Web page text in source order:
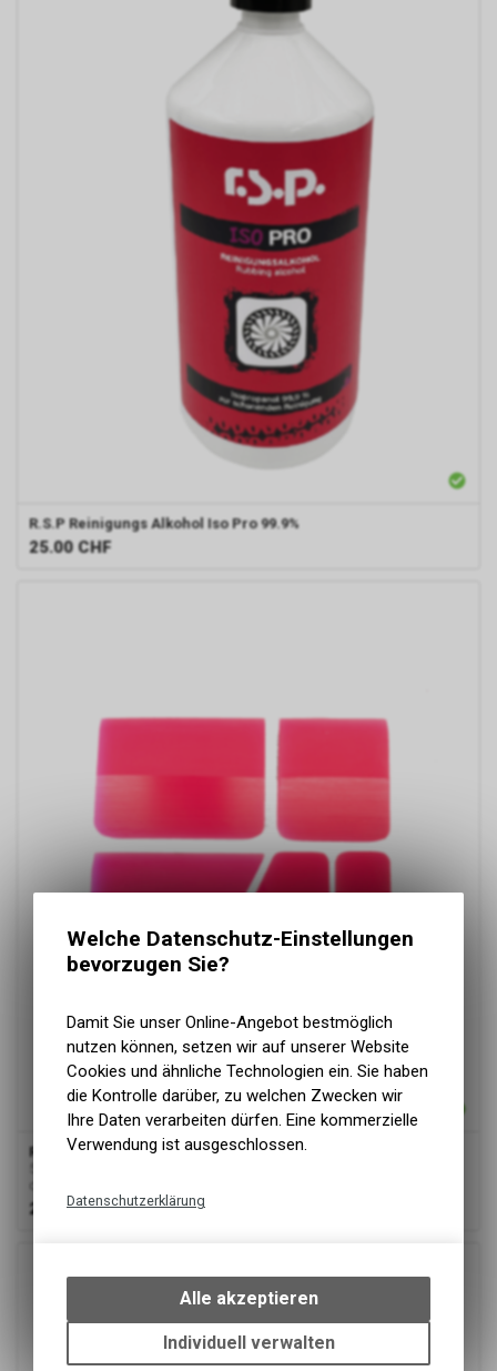
R.S.P Reinigungs Alkohol Iso Pro 99.9%
25.00 CHF
Rakelset
29.90 CHF
Welche Datenschutz-Einstellungen
bevorzugen Sie?
Damit Sie unser Online-Angebot bestmöglich
nutzen können, setzen wir auf unserer Website
Cookies und ähnliche Technologien ein. Sie haben
die Kontrolle darüber, zu welchen Zwecken wir
Ihre Daten verarbeiten dürfen. Eine kommerzielle
Verwendung ist ausgeschlossen.
Datenschutzerklärung
bestimmte Interaktionen und
Einstellungen auf Ihrem Gerät,
um die grundlegenden
Funktionen unseres Online-
Alle akzeptieren
Individuell verwalten